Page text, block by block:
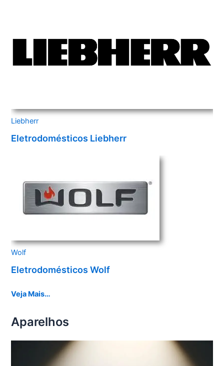
Liebherr
Eletrodomésticos Liebherr
Wolf
Eletrodomésticos Wolf
Veja Mais…
Aparelhos